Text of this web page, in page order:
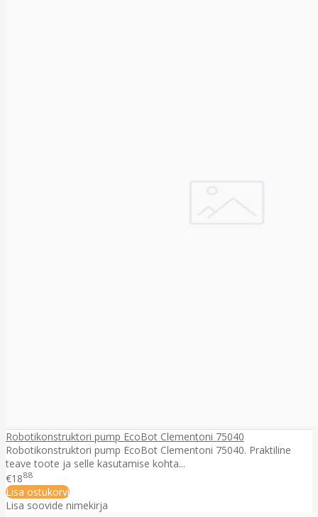
Robotikonstruktori pump EcoBot Clementoni 75040
Robotikonstruktori pump EcoBot Clementoni 75040. Praktiline
teave toote ja selle kasutamise kohta...
€1888
Lisa ostukorvi
Lisa soovide nimekirja